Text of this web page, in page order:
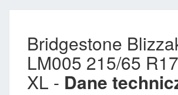
Bridgestone
LM005 215/65
XL - Dane